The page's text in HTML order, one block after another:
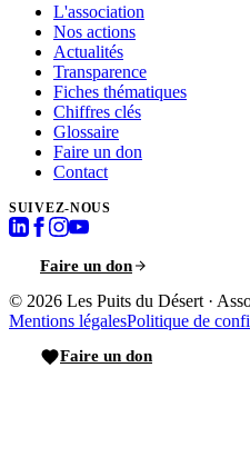
L'association
Nos actions
Actualités
Transparence
Fiches thématiques
Chiffres clés
Glossaire
Faire un don
Contact
SUIVEZ-NOUS
Faire un don
© 2026 Les Puits du Désert ·
Mentions légalesPolitique de
Faire un don